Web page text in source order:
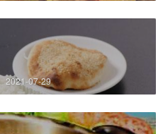
2021-07-29